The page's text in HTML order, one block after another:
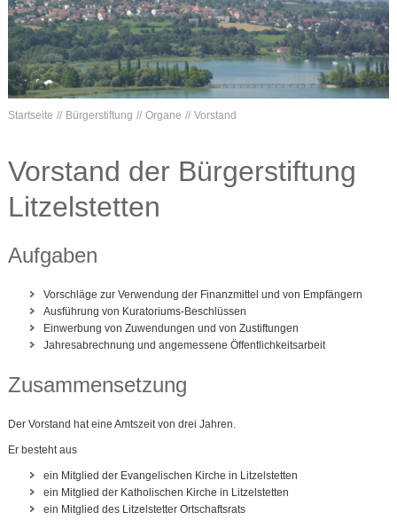
Startseite Bürgerstiftung Organe Vorstand
Vorstand der Bürgerstiftung
Litzelstetten
Aufgaben
Vorschläge zur Verwendung der Finanzmittel und von Empfängern
Ausführung von Kuratoriums-Beschlüssen
Einwerbung von Zuwendungen und von Zustiftungen
Jahresabrechnung und angemessene Öffentlichkeitsarbeit
Zusammensetzung
Der Vorstand hat eine Amtszeit von drei Jahren.
Er besteht aus
ein Mitglied der Evangelischen Kirche in Litzelstetten
ein Mitglied der Katholischen Kirche in Litzelstetten
ein Mitglied des Litzelstetter Ortschaftsrats